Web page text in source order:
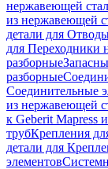
нержавеющей
из нержавеющей
детали для
для Переходники
разборные
разборные
Соединительные
из нержавеющей
к Geberit Mapress
трубКрепления
детали для
элементов